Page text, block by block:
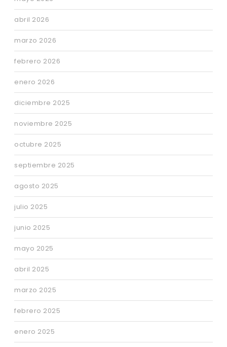
abril 2026
marzo 2026
febrero 2026
enero 2026
diciembre 2025
noviembre 2025
octubre 2025
septiembre 2025
agosto 2025
julio 2025
junio 2025
mayo 2025
abril 2025
marzo 2025
febrero 2025
enero 2025